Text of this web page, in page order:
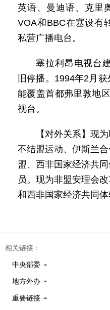
英语、曼迪语、克里
VOA和BBC在塞设有
私营广播电台。
塞拉利昂电视台
旧停播。1994年2月
能覆盖首都弗里敦地
视台。
【对外关系】现
不结盟运动、伊斯兰
盟、西非国家经济共
员。现为非盟安理会
和西非国家经济共同体
相关链接：
中央部委
地方外办
重要链接